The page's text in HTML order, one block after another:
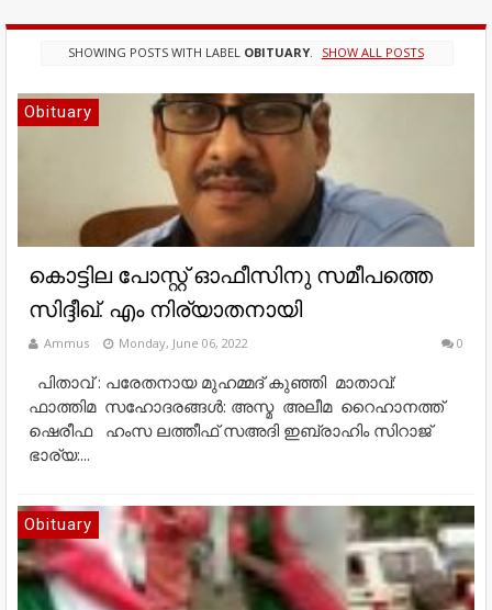
SHOWING POSTS WITH LABEL OBITUARY SHOW ALL POSTS
Obituary
കൊട്ടില പോസ്റ്റ് ഓഫീസിനു സമീപത്തെ
സിദ്ദീഖ്. എം നിര്യാതനായി
Ammus Monday, June 06, 2022 0
പിതാവ് : പരേതനായ മുഹമ്മദ് കുഞ്ഞി മാതാവ്:
ഫാത്തിമ സഹോദരങ്ങൾ: അസ്മ അലീമ റൈഹാനത്ത്
ഷെരീഫ ഹംസ ലത്തീഫ് സഅദി ഇബ്രാഹിം സിറാജ്
ഭാര്യ:...
Obituary